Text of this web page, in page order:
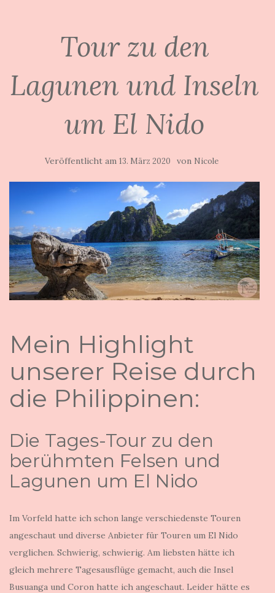
Tour zu den
Lagunen und Inseln
um El Nido
Veröffentlicht am 13. März 2020 von Nicole
Mein Highlight
unserer Reise durch
die Philippinen:
Die Tages-Tour zu den
berühmten Felsen und
Lagunen um El Nido
Im Vorfeld hatte ich schon lange verschiedenste Touren
angeschaut und diverse Anbieter für Touren um El Nido
verglichen. Schwierig, schwierig. Am liebsten hätte ich
gleich mehrere Tagesausflüge gemacht, auch die Insel
Busuanga und Coron hatte ich angeschaut. Leider hätte es